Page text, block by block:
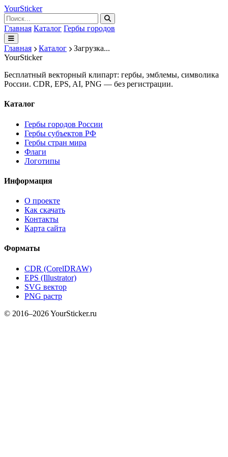
YourSticker
Главная Каталог Гербы городов
Главная Каталог
Загрузка...
YourSticker
Бесплатный векторный клипарт: гербы, эмблемы, символика
России. CDR, EPS, AI, PNG — без регистрации.
Каталог
Гербы городов России
Гербы субъектов РФ
Гербы стран мира
Флаги
Логотипы
Информация
О проекте
Как скачать
Контакты
Карта сайта
Форматы
CDR (CorelDRAW)
EPS (Illustrator)
SVG вектор
PNG растр
© 2016–2026 YourSticker.ru